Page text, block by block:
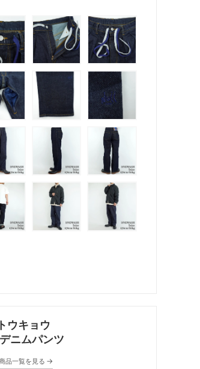
ウキョウ
ニムパンツ
品一覧を見る →